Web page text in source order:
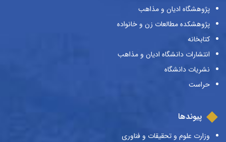
پژوهشگاه ادیان و مذاهب
پژوهشکده مطالعات زن و خانواده
کتابخانه
انتشارات دانشگاه ادیان و مذاهب
نشریات دانشگاه
حراست
پیوندها
وزارت علوم و تحقیقات و فناوری